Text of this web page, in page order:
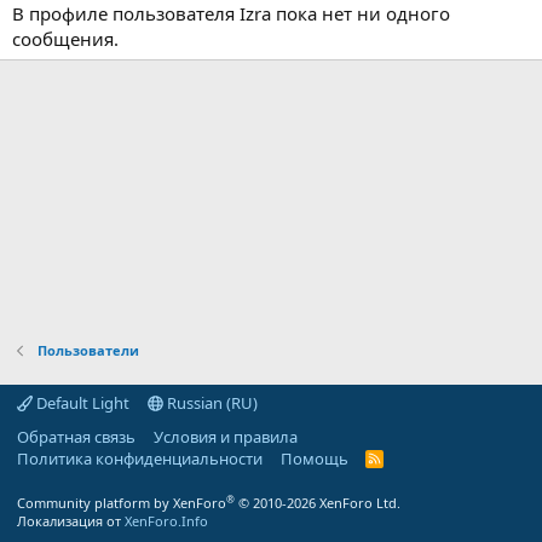
В профиле пользователя Izra пока нет ни одного
сообщения.
Пользователи
Default Light
Russian (RU)
Обратная связь
Условия и правила
Политика конфиденциальности
Помощь
R
Community platform by XenForo® © 2010-2026 XenForo Ltd.
Локализация от XenForo.Info